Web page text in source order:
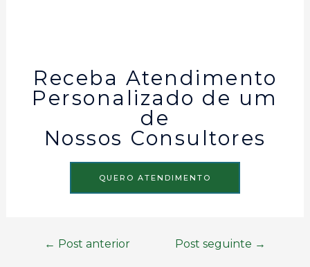
Receba Atendimento
Personalizado de um
de
Nossos Consultores
QUERO ATENDIMENTO
← Post anterior Post seguinte →